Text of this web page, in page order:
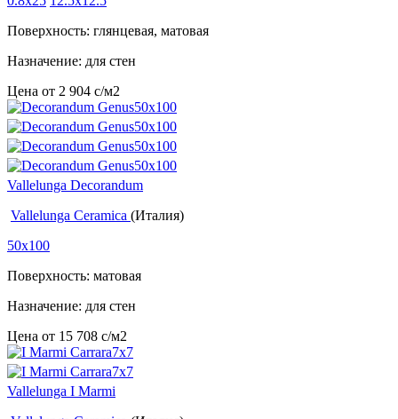
Поверхность: глянцевая, матовая
Назначение: для стен
Цена от 2 904 c/м2
Vallelunga Decorandum
Vallelunga Ceramica (Италия)
50x100
Поверхность: матовая
Назначение: для стен
Цена от 15 708 c/м2
Vallelunga I Marmi